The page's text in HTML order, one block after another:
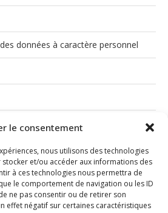
le consentement
nous utilisons des technologies
et/ou accéder aux informations des
à ces technologies nous permettra de
le comportement de navigation ou les ID
ne pas consentir ou de retirer son
effet négatif sur certaines caractéristiques
données à caractère personnel